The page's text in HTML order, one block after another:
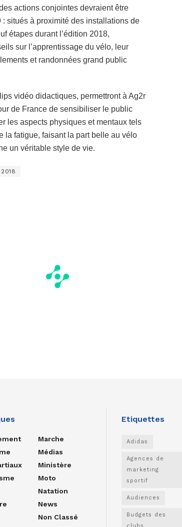
actions conjointes devraient être
situés à proximité des installations de
étapes durant l’édition 2018,
sur l’apprentissage du vélo, leur
et randonnées grand public
vidéo didactiques, permettront à Ag2r
de France de sensibiliser le public
les aspects physiques et mentaux tels
la fatigue, faisant la part belle au vélo
un véritable style de vie.
Marche
Médias
Ministère
Moto
Natation
News
Non Classé
Etiquettes
Adidas
Agences de
marketing
sportif
Audiences
Budgets des